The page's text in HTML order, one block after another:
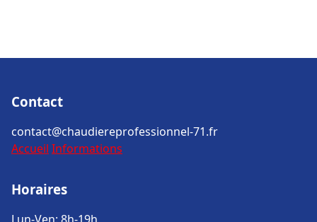
Contact
contact@chaudiereprofessionnel-71.fr
Accueil Informations
Horaires